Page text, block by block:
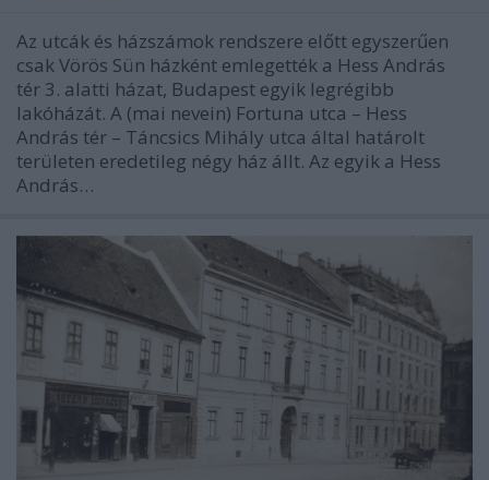
Az utcák és házszámok rendszere előtt egyszerűen
csak Vörös Sün házként emlegették a Hess András
tér 3. alatti házat, Budapest egyik legrégibb
lakóházát. A (mai nevein) Fortuna utca – Hess
András tér – Táncsics Mihály utca által határolt
területen eredetileg négy ház állt. Az egyik a Hess
András…